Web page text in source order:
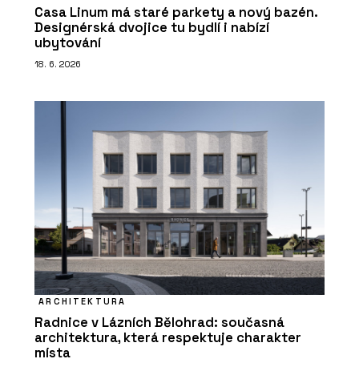
Casa Linum má staré parkety a nový bazén.
Designérská dvojice tu bydlí i nabízí
ubytování
18. 6. 2026
ARCHITEKTURA
Radnice v Lázních Bělohrad: současná
architektura, která respektuje charakter
místa